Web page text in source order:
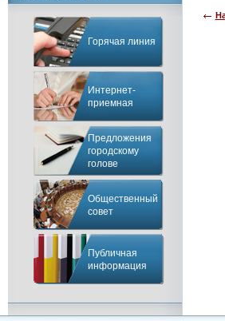
Горячая линия
Интернет-
приемная
Предложения
городскому
голове
Общественный
совет
Публичная
информация